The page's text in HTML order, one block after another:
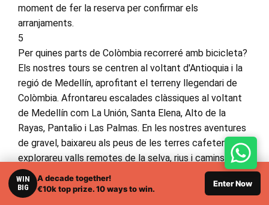
moment de fer la reserva per confirmar els
arranjaments.
5
Per quines parts de Colòmbia recorreré amb bicicleta?
Els nostres tours se centren al voltant d'Antioquia i la
regió de Medellín, aprofitant el terreny llegendari de
Colòmbia. Afrontareu escalades clàssiques al voltant
de Medellín com La Unión, Santa Elena, Alto de la
Rayas, Pantalio i Las Palmas. En les nostres aventures
de gravel, baixareu als peus de les terres cafeteres,
explorareu valls remotes de la selva, rius i camins rurals
de les terres altes. Alguns tours (com Beyond
Medellín) també us porten a l'Antioquia rural, a pobles
WIN
BIG
A decade together!
€10k top prize. 10 ways to win.
Enter Now